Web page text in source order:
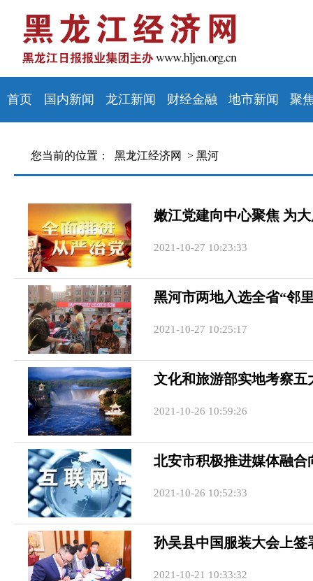
首页 国内新闻 龙江新闻 财经金融 地市新闻 聚
您当前的位置： 黑龙江经济网 > 黑河
嫩江党建向中心聚焦 为
2021-10-27 10:23:33
黑河市两地入选全省“邻
2021-10-27 10:25:17
文化和旅游部实地考察五
2021-10-26 10:59:26
北安市积极推进媒体融合
2021-10-26 10:52:33
孙吴县中国服装大会上
2021-10-21 10:33:32